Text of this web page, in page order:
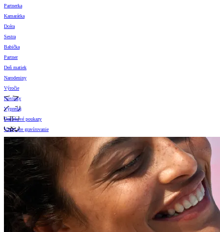
Partnerka
Kamarátka
Dcéra
Sestra
Babička
Partner
Deň matiek
Narodeniny
Výročie
Novinky
Výpredaj
Darčekové poukazy
Vzory pre gravírovanie